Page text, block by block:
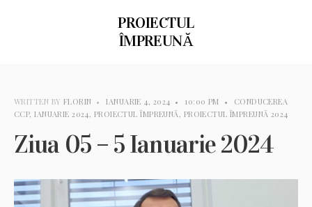
PROIECTUL
ÎMPREUNĂ
WRITTEN BY FLORIN • IANUARIE 4, 2024 • 10:00 PM •
CONDUCEREA
CCP,IANUARIE 2024, PROIECTUL ÎMPREUNĂ, PROIECTUL ÎMPREUNĂ 2024
Ziua 05 – 5 Ianuarie 2024